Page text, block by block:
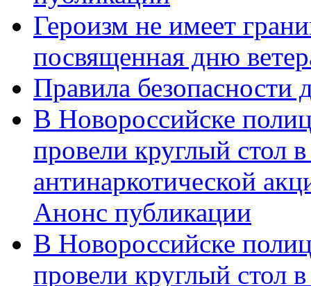
Героизм не имеет
посвященная дню
Правила безопасности
В Новороссийске
провели круглый стол
антинаркотической
Анонс публикации
В Новороссийске
провели круглый стол